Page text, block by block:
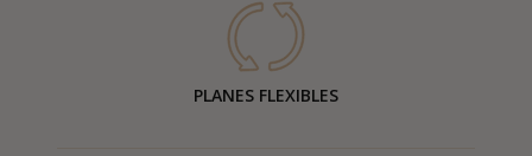
PLANES FLEXIBLES